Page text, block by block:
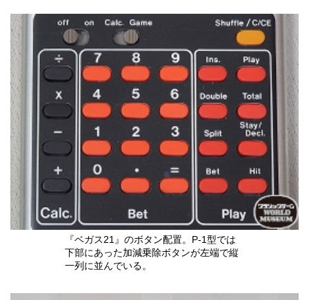
『ベガス21』のボタン配置。P-1型では
下部にあった加減乗除ボタンが左端で縦
一列に並んでいる。